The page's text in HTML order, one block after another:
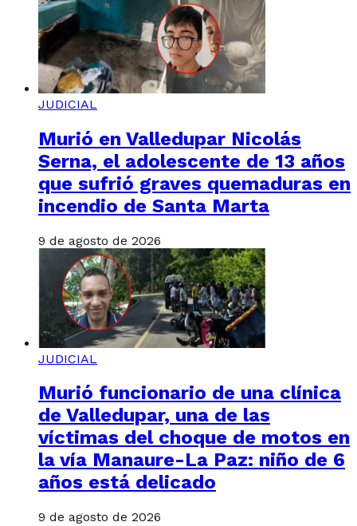
JUDICIAL
Murió en Valledupar Nicolás
Serna, el adolescente de 13 años
que sufrió graves quemaduras en
incendio de Santa Marta
9 de agosto de 2026
JUDICIAL
Murió funcionario de una clínica
de Valledupar, una de las
víctimas del choque de motos en
la vía Manaure-La Paz: niño de 6
años está delicado
9 de agosto de 2026